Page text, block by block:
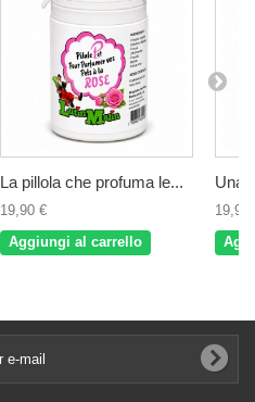
La pillola che profuma le...
19,90 €
Aggiungi al carrello
Una
19,90